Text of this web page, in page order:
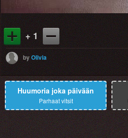
+ 1
byOlivia
Huumoria joka päivään
Parhaat vitsit